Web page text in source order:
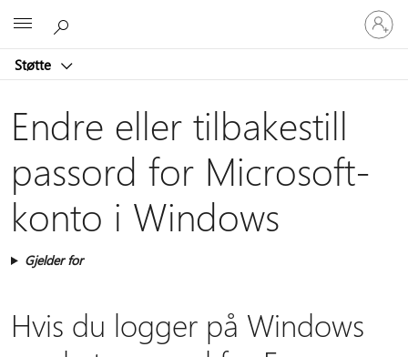
Støtte
Logg
på
kontoen
Endre eller tilbakestill
passord for Microsoft-
konto i Windows
Gjelder for
Hvis du logger på Windows